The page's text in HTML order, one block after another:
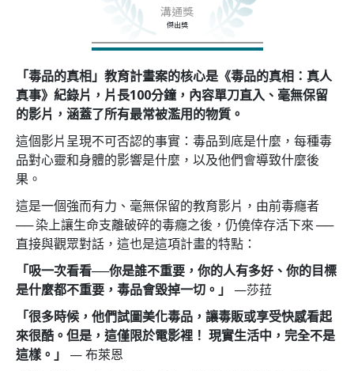
溝通獎
傑出獎
「毒品的真相」教育計畫案的核心是 《毒品的真相：真人
真事》紀錄片，片長100分鐘，內容單刀直入、毫無保留
的影片，涵蓋了所有最常被濫用的物質。
這個影片呈現不可否認的事實：毒品到底是什麼，每種毒
品對心靈和身體的影響是什麼，以及他們會導致什麼後
果。
這是一個強而有力、毫無保留的教育影片，由前毒癮者
── 染上讓生命支離破碎的毒癮之後，仍僥倖存活下來 ──
直接與觀眾對話，這也是這項計畫的特點：
「吸一次看看──你是誰不重要，你的人有多好、你的目標
是什麼都不重要，毒品會毀掉一切。」
—莎菈
「很多時候，他們試圖美化毒品，讓毒販或享受快感看起
來很酷。但是，這僅限於電影裡！ 現實生活中，完全不是
這樣。」
— 布萊恩